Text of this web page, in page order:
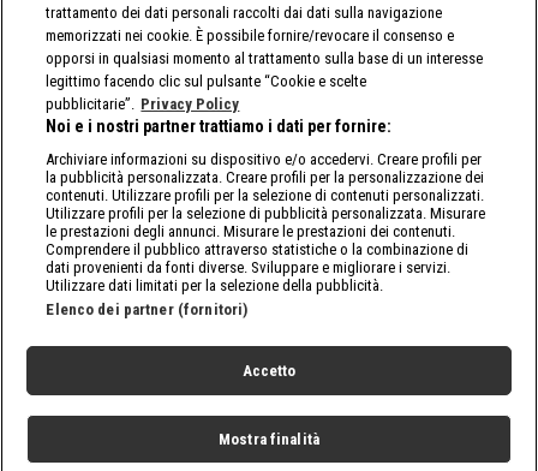
trattamento dei dati personali raccolti dai dati sulla navigazione
memorizzati nei cookie. È possibile fornire/revocare il consenso e
opporsi in qualsiasi momento al trattamento sulla base di un interesse
legittimo facendo clic sul pulsante “Cookie e scelte
pubblicitarie”. Privacy Policy
Noi e i nostri partner trattiamo i dati per fornire:
Archiviare informazioni su dispositivo e/o accedervi. Creare profili per
la pubblicità personalizzata. Creare profili per la personalizzazione dei
contenuti. Utilizzare profili per la selezione di contenuti personalizzati.
Utilizzare profili per la selezione di pubblicità personalizzata. Misurare
le prestazioni degli annunci. Misurare le prestazioni dei contenuti.
Comprendere il pubblico attraverso statistiche o la combinazione di
dati provenienti da fonti diverse. Sviluppare e migliorare i servizi.
Utilizzare dati limitati per la selezione della pubblicità.
Elenco dei partner (fornitori)
Accetto
Mostra finalità